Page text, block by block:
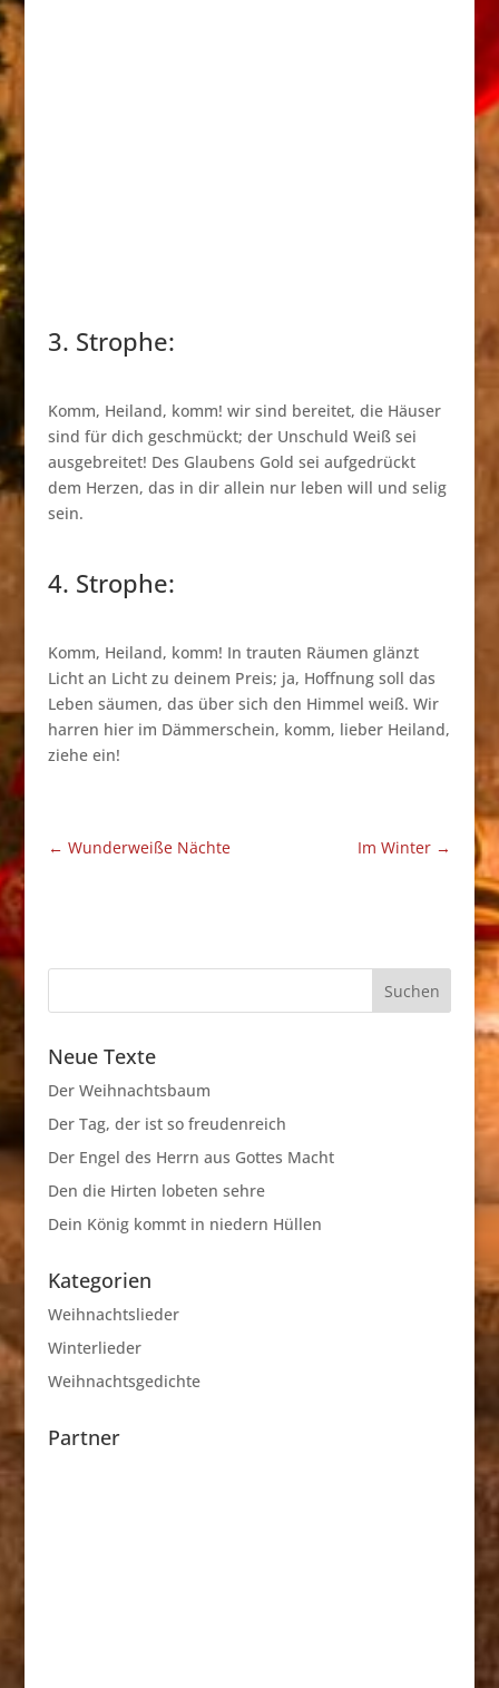
3. Strophe:
Komm, Heiland, komm! wir sind bereitet, die Häuser
sind für dich geschmückt; der Unschuld Weiß sei
ausgebreitet! Des Glaubens Gold sei aufgedrückt
dem Herzen, das in dir allein nur leben will und selig
sein.
4. Strophe:
Komm, Heiland, komm! In trauten Räumen glänzt
Licht an Licht zu deinem Preis; ja, Hoffnung soll das
Leben säumen, das über sich den Himmel weiß. Wir
harren hier im Dämmerschein, komm, lieber Heiland,
ziehe ein!
← Wunderweiße Nächte Im Winter →
Neue Texte
Der Weihnachtsbaum
Der Tag, der ist so freudenreich
Der Engel des Herrn aus Gottes Macht
Den die Hirten lobeten sehre
Dein König kommt in niedern Hüllen
Kategorien
Weihnachtslieder
Winterlieder
Weihnachtsgedichte
Partner